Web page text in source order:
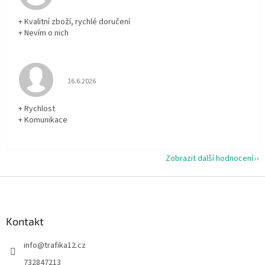
+ Kvalitní zboží, rychlé doručení
+ Nevím o nich
Hodnocení obchodu je 5 z 5 hvězdiček.
16.6.2026
+ Rychlost
+ Komunikace
Zobrazit další hodnocení
Kontakt
info@trafika12.cz
732847213